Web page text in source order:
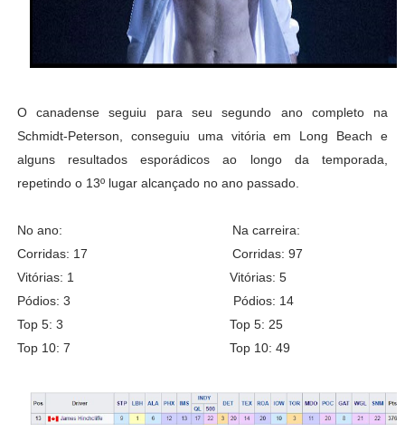
O canadense seguiu para seu segundo ano completo na
Schmidt-Peterson, conseguiu uma vitória em Long Beach e
alguns resultados esporádicos ao longo da temporada,
repetindo o 13º lugar alcançado no ano passado.
No ano: Na carreira:
Corridas: 17 Corridas: 97
Vitórias: 1 Vitórias: 5
Pódios: 3 Pódios: 14
Top 5: 3 Top 5: 25
Top 10: 7 Top 10: 49